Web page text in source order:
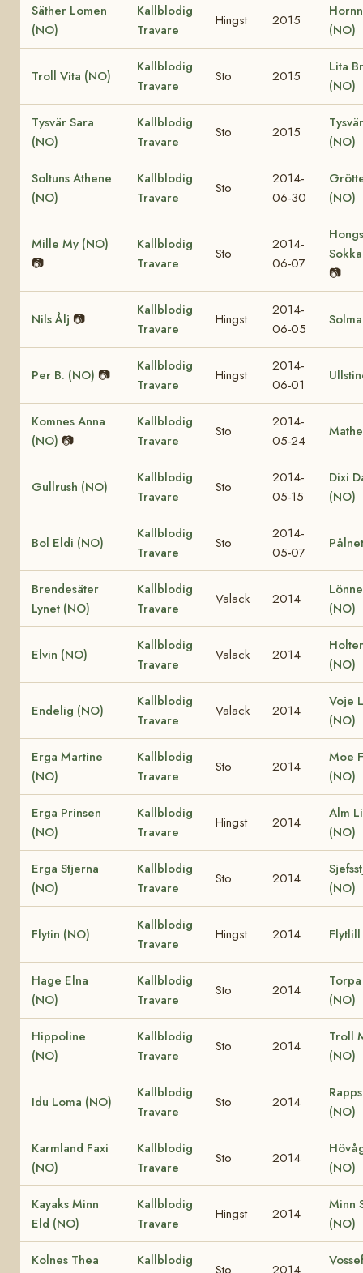
Säther Lomen
(NO)
Kallblodig
Travare
Hingst 2015
(NO)
Troll Vita (NO)
Kallblodig
Travare
Sto 2015
Lita
(NO)
Tysvär Sara
(NO)
Kallblodig
Travare
Sto 2015
(NO)
Soltuns Athene
(NO)
Kallblodig
Travare
Sto
2014-
06-30
(NO)
Mille My (NO)
📷
Kallblodig
Travare
Sto
2014-
06-07
📷
Nils Ålj 📷
Kallblodig
Travare
Hingst
2014-
06-05
Per B. (NO) 📷
Kallblodig
Travare
Hingst
2014-
06-01
Komnes Anna
(NO) 📷
Kallblodig
Travare
Sto
2014-
05-24
Gullrush (NO)
Kallblodig
Travare
Sto
2014-
05-15
Dixi
(NO)
Bol Eldi (NO)
Kallblodig
Travare
Sto
2014-
05-07
Brendesäter
Lynet (NO)
Kallblodig
Travare
Valack 2014
(NO)
Elvin (NO)
Kallblodig
Travare
Valack 2014
(NO)
Endelig (NO)
Kallblodig
Travare
Valack 2014
Voje
(NO)
Erga Martine
(NO)
Kallblodig
Travare
Sto 2014
Moe
(NO)
Erga Prinsen
(NO)
Kallblodig
Travare
Hingst 2014
Alm
(NO)
Erga Stjerna
(NO)
Kallblodig
Travare
Sto 2014
(NO)
Flytin (NO)
Kallblodig
Travare
Hingst 2014
Hage Elna
(NO)
Kallblodig
Travare
Sto 2014
(NO)
Hippoline
(NO)
Kallblodig
Travare
Sto 2014
Troll
(NO)
Idu Loma (NO)
Kallblodig
Travare
Sto 2014
(NO)
Karmland Faxi
(NO)
Kallblodig
Travare
Sto 2014
(NO)
Kayaks Minn
Eld (NO)
Kallblodig
Travare
Hingst 2014
Minn
(NO)
Kolnes Thea
Kallblodig
Sto 2014